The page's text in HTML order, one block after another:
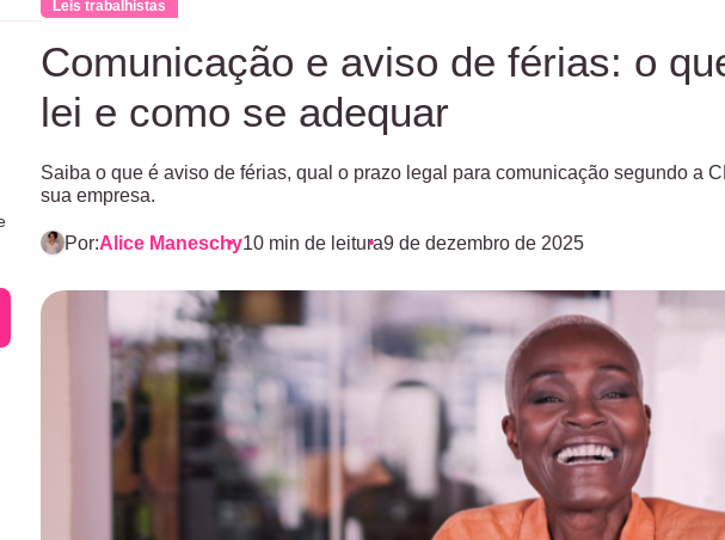
Leis trabalhistas
Comunicação e aviso de férias: o
lei e como se adequar
Saiba o que é aviso de férias, qual o prazo legal para comunicação segundo a
sua empresa.
Por:Alice Maneschy10 min de leitura9 de dezembro de 2025